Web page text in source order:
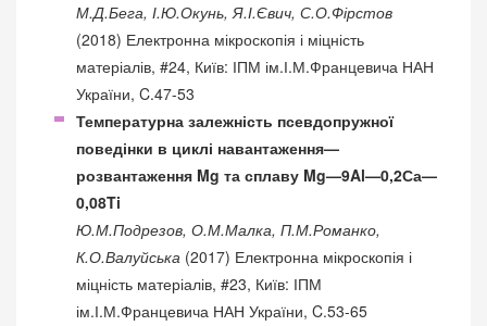
М.Д.Бега, І.Ю.Окунь, Я.І.Євич, С.О.Фірстов
(2018) Електронна мікроскопія і міцність
матеріалів, #24, Київ: ІПМ ім.І.М.Францевича НАН
України, C.47-53
Температурна залежність псевдопружної
поведінки в циклі навантаження—
розвантаження Mg та сплаву Mg—9Al—0,2Са—
0,08Ti
Ю.М.Подрезов, О.М.Малка, П.М.Романко,
К.О.Валуйська (2017) Електронна мікроскопія і
міцність матеріалів, #23, Київ: ІПМ
ім.І.М.Францевича НАН України, C.53-65